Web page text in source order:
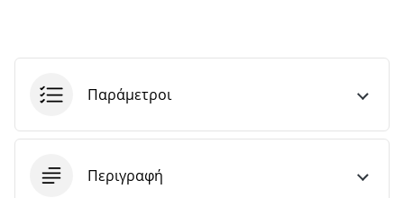
Παράμετροι
Περιγραφή